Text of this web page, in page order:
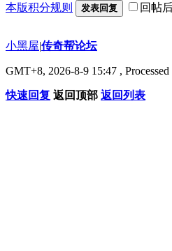
本版积分规则 发表回复 回帖
小黑屋|传奇帮论坛
GMT+8, 2026-8-9 15:47 ,
快速回复 返回顶部 返回列表